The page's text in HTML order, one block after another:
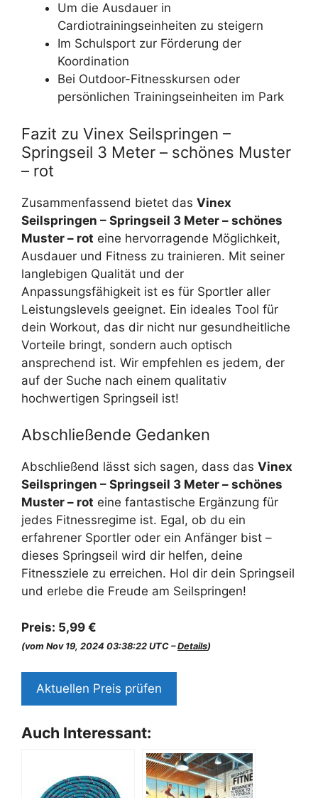
Um die Ausdauer in
Cardiotrainingseinheiten zu steigern
Im Schulsport zur Förderung der
Koordination
Bei Outdoor-Fitnesskursen oder
persönlichen Trainingseinheiten im Park
Fazit zu Vinex Seilspringen –
Springseil 3 Meter – schönes Muster
– rot
Zusammenfassend bietet das Vinex
Seilspringen – Springseil 3 Meter – schönes
Muster – rot eine hervorragende Möglichkeit,
Ausdauer und Fitness zu trainieren. Mit seiner
langlebigen Qualität und der
Anpassungsfähigkeit ist es für Sportler aller
Leistungslevels geeignet. Ein ideales Tool für
dein Workout, das dir nicht nur gesundheitliche
Vorteile bringt, sondern auch optisch
ansprechend ist. Wir empfehlen es jedem, der
auf der Suche nach einem qualitativ
hochwertigen Springseil ist!
Abschließende Gedanken
Abschließend lässt sich sagen, dass das Vinex
Seilspringen – Springseil 3 Meter – schönes
Muster – rot eine fantastische Ergänzung für
jedes Fitnessregime ist. Egal, ob du ein
erfahrener Sportler oder ein Anfänger bist –
dieses Springseil wird dir helfen, deine
Fitnessziele zu erreichen. Hol dir dein Springseil
und erlebe die Freude am Seilspringen!
Preis: 5,99 €
(vom Nov 19, 2024 03:38:22 UTC –Details)
Aktuellen Preis prüfen
Auch Interessant: